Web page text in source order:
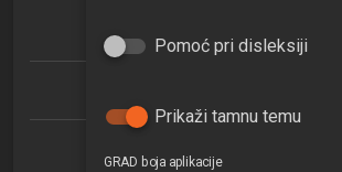
Pomoć pri disleksiji
Prikaži tamnu temu
GRAD boja aplikacije